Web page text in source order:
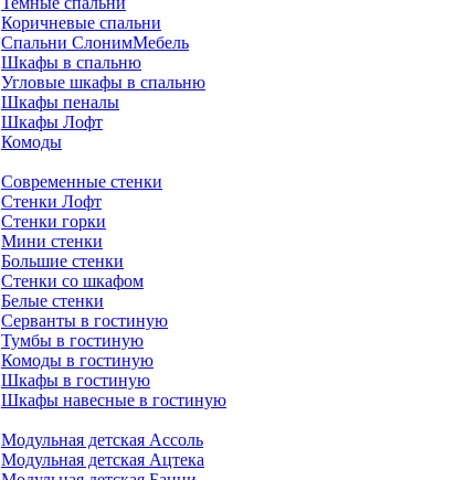
Коричневые спальни
Спальни СлонимМебель
Шкафы в спальню
Угловые шкафы в спальню
Шкафы пеналы
Шкафы Лофт
Комоды
Современные стенки
Стенки Лофт
Стенки горки
Мини стенки
Большие стенки
Стенки со шкафом
Белые стенки
Серванты в гостиную
Тумбы в гостиную
Комоды в гостиную
Шкафы в гостиную
Шкафы навесные в гостиную
Модульная детская Ассоль
Модульная детская Ацтека